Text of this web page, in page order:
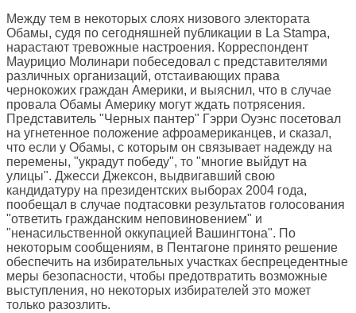
Между тем в некоторых слоях низового электората
Обамы, судя по сегодняшней публикации в La Stampa,
нарастают тревожные настроения. Корреспондент
Маурицио Молинари побеседовал с представителями
различных организаций, отстаивающих права
чернокожих граждан Америки, и выяснил, что в случае
провала Обамы Америку могут ждать потрясения.
Представитель "Черных пантер" Гэрри Оуэнс посетовал
на угнетенное положение афроамериканцев, и сказал,
что если у Обамы, с которым он связывает надежду на
перемены, "украдут победу", то "многие выйдут на
улицы". Джесси Джексон, выдвигавший свою
кандидатуру на президентских выборах 2004 года,
пообещал в случае подтасовки результатов голосования
"ответить гражданским неповиновением" и
"ненасильственной оккупацией Вашингтона". По
некоторым сообщениям, в Пентагоне принято решение
обеспечить на избирательных участках беспрецедентные
меры безопасности, чтобы предотвратить возможные
выступления, но некоторых избирателей это может
только разозлить.